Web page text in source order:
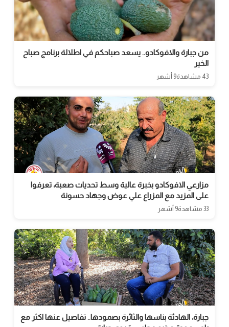
من جبارة والافوكادو.. يسعد صباحكم في اطلالة برنامج صباح
الخير
43 مشاهدة 9 أشهر
مزارعي الافوكادو بخبرة عالية وسط تحديات صعبة، تعرفوا
على المزيد مع المزراع علي عوض وجهاد حسونة
33 مشاهدة 9 أشهر
جبارة، الهادئة بناسها والثائرة بصمودها.. تفاصيل عنها اكثر مع